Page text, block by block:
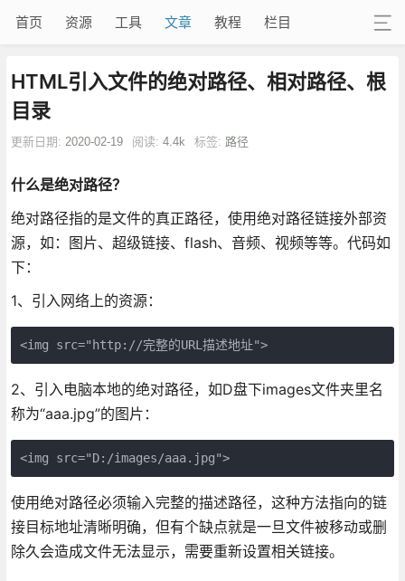
首页 资源 工具 文章 教程 栏目
HTML引入文件的绝对路径、相对路径、根
目录
更新日期: 2020-02-19 阅读: 4.4k 标签: 路径
什么是绝对路径？
绝对路径指的是文件的真正路径，使用绝对路径链接外部资
源，如：图片、超级链接、flash、音频、视频等等。代码如
下：
1、引入网络上的资源：
<img src="http://完整的URL描述地址">
2、引入电脑本地的绝对路径，如D盘下images文件夹里名
称为“aaa.jpg”的图片：
<img src="D:/images/aaa.jpg">
使用绝对路径必须输入完整的描述路径，这种方法指向的链
接目标地址清晰明确，但有个缺点就是一旦文件被移动或删
除久会造成文件无法显示，需要重新设置相关链接。